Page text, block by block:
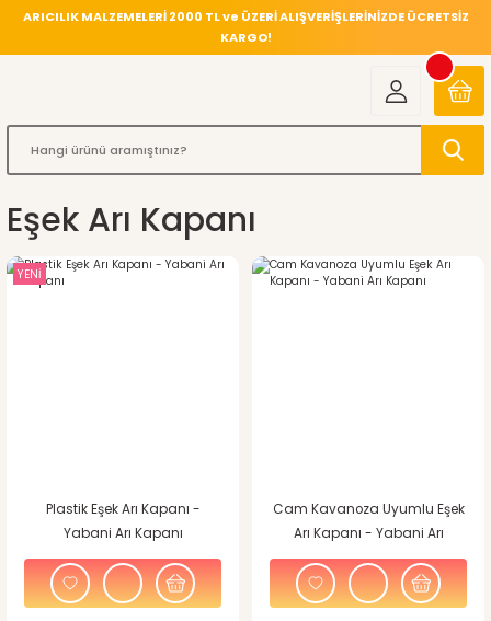
ARICILIK MALZEMELERİ 2000 TL ve ÜZERİ ALIŞVERİŞLERİNİZDE ÜCRETSİZ
KARGO!
Eşek Arı Kapanı
YENİ
Plastik Eşek Arı Kapanı -
Yabani Arı Kapanı
Cam Kavanoza Uyumlu Eşek
Arı Kapanı - Yabani Arı
Kapanı